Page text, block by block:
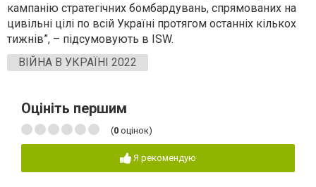
кампанію стратегічних бомбардувань, спрямованих на
цивільні цілі по всій Україні протягом останніх кількох
тижнів”, – підсумовують в ISW.
ВІЙНА В УКРАЇНІ 2022
Оцініть першим
(0 оцінок)
Я рекомендую